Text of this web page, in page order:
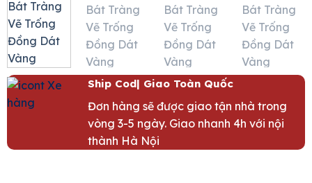
Ship Cod| Giao Toàn Quốc
Đơn hàng sẽ được giao tận nhà trong
vòng 3-5 ngày. Giao nhanh 4h với nội
thành Hà Nội